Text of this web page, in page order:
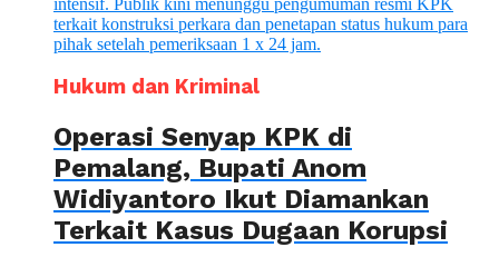
Hukum dan Kriminal
Operasi Senyap KPK di
Pemalang, Bupati Anom
Widiyantoro Ikut Diamankan
Terkait Kasus Dugaan Korupsi